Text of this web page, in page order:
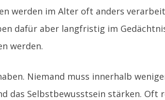
werden im Alter oft anders
dafür aber langfristig im
werden.
Niemand muss innerhalb
das Selbstbewusstsein stärken. Oft